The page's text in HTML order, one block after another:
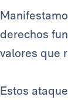
derechos
valores que
Estos